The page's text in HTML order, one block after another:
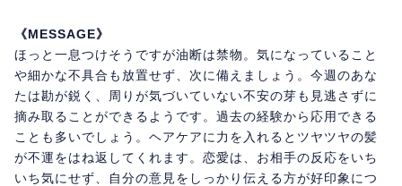
《MESSAGE》
ほっと一息つけそうですが油断は禁物。気になっていること
や細かな不具合も放置せず、次に備えましょう。今週のあな
たは勘が鋭く、周りが気づいていない不安の芽も見逃さずに
摘み取ることができるようです。過去の経験から応用できる
ことも多いでしょう。ヘアケアに力を入れるとツヤツヤの髪
が不運をはね返してくれます。恋愛は、お相手の反応をいち
いち気にせず、自分の意見をしっかり伝える方が好印象につ